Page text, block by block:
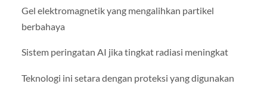
Gel elektromagnetik yang mengalihkan partikel
berbahaya
Sistem peringatan AI jika tingkat radiasi meningkat
Teknologi ini setara dengan proteksi yang digunakan